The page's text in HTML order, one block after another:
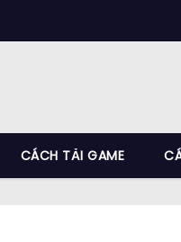
CÁCH TẢI GAME